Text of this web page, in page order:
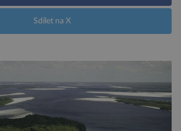
Sdílet na X